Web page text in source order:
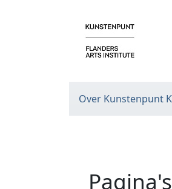
Over Kunstenpunt